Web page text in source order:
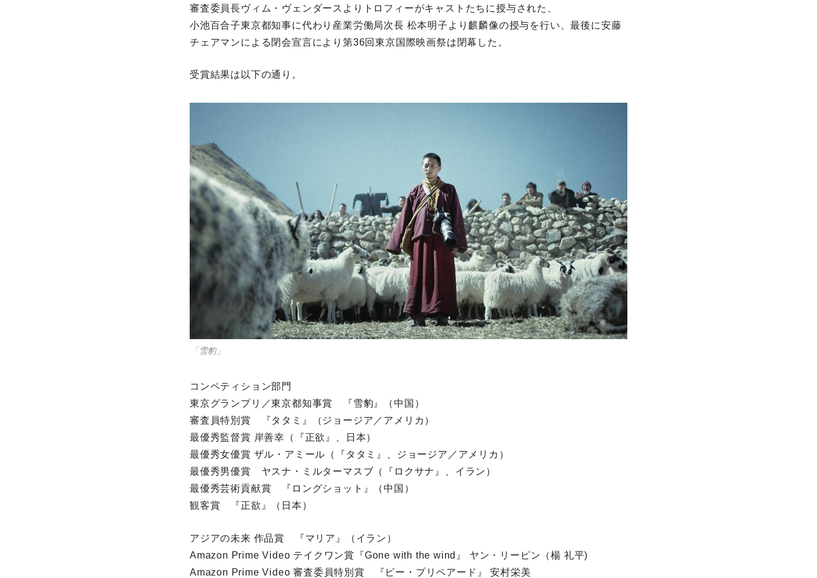
審査委員長ヴィム・ヴェンダースよりトロフィーがキャストたちに授与された、
小池百合子東京都知事に代わり産業労働局次長 松本明子より麒麟像の授与を行い、最後に安藤
チェアマンによる閉会宣言により第36回東京国際映画祭は閉幕した。
受賞結果は以下の通り。
「雪豹」
コンペティション部門
東京グランプリ／東京都知事賞 『雪豹』（中国）
審査員特別賞 『タタミ』（ジョージア／アメリカ）
最優秀監督賞 岸善幸（『正欲』、日本）
最優秀女優賞 ザル・アミール（『タタミ』、ジョージア／アメリカ）
最優秀男優賞 ヤスナ・ミルターマスブ（『ロクサナ』、イラン）
最優秀芸術貢献賞 『ロングショット』（中国）
観客賞 『正欲』（日本）
アジアの未来 作品賞 『マリア』（イラン）
Amazon Prime Video テイクワン賞『Gone with the wind』 ヤン・リーピン（楊 礼平)
Amazon Prime Video 審査委員特別賞 『ビー・プリペアード』 安村栄美